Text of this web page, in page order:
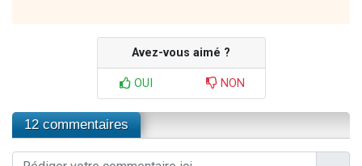
Avez-vous aimé ?
OUI NON
12 commentaires